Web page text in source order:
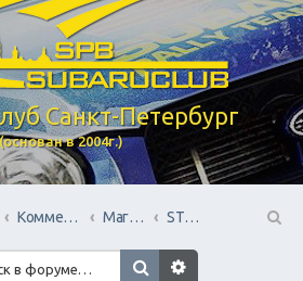
Санкт-Петербург
в 2004г.)
Коммерческий Отдел. Официальное расположение платной РЕКЛАМЫ. Магазины запчастей
STOsubaru.COM Интернет-магазин (на Севере Города)